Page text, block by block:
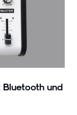
und